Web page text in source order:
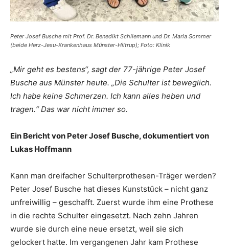
Peter Josef Busche mit Prof. Dr. Benedikt Schliemann und Dr. Maria Sommer
(beide Herz-Jesu-Krankenhaus Münster-Hiltrup); Foto: Klinik
„Mir geht es bestens“, sagt der 77-jährige Peter Josef
Busche aus Münster heute. „Die Schulter ist beweglich.
Ich habe keine Schmerzen. Ich kann alles heben und
tragen.“ Das war nicht immer so.
Ein Bericht von Peter Josef Busche, dokumentiert von
Lukas Hoffmann
Kann man dreifacher Schulterprothesen-Träger werden?
Peter Josef Busche hat dieses Kunststück – nicht ganz
unfreiwillig – geschafft. Zuerst wurde ihm eine Prothese
in die rechte Schulter eingesetzt. Nach zehn Jahren
wurde sie durch eine neue ersetzt, weil sie sich
gelockert hatte. Im vergangenen Jahr kam Prothese